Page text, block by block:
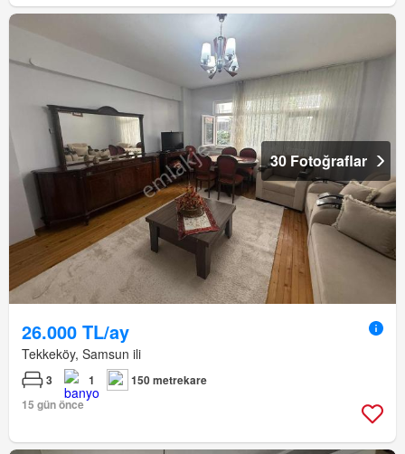
30 Fotoğraflar
26.000 TL/ay
Tekkeköy, Samsun ili
3 1
150 metrekare
15 gün önce